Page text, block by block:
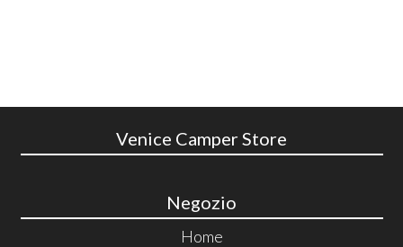
Venice Camper Store
Negozio
Home